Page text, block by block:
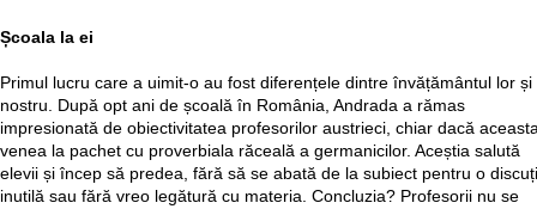
Școala la ei
Primul lucru care a uimit-o au fost diferențele dintre învățământul lor și
nostru. După opt ani de școală în România, Andrada a rămas
impresionată de obiectivitatea profesorilor austrieci, chiar dacă
venea la pachet cu proverbiala răceală a germanicilor. Aceștia salută
elevii și încep să predea, fără să se abată de la subiect pentru o
inutilă sau fără vreo legătură cu materia. Concluzia? Profesorii nu se